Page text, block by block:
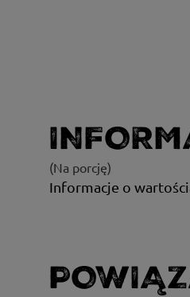
(Na porcję)
Informacje o